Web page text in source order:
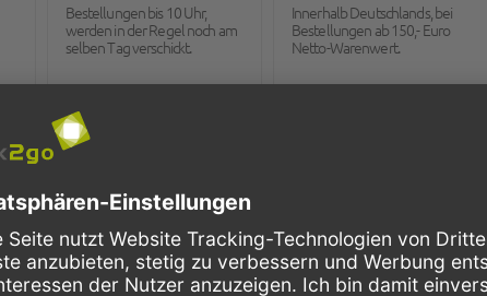
Bestellungen bis 10 Uhr,
werden in der Regel noch am
selben Tag verschickt.
Innerhalb Deutschlands, bei
Bestellungen ab 150,- Euro
Netto-Warenwert.